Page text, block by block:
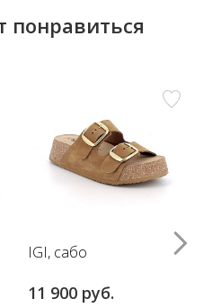
понравиться
IGI, сабо
11 900 руб.